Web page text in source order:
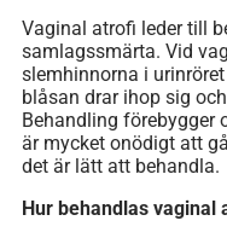
Vaginal atrofi leder till
samlagssmärta. Vid
slemhinnorna i
blåsan drar ihop sig
Behandling förebygger
är mycket onödigt att
det är lätt att behandla.
Hur behandlas